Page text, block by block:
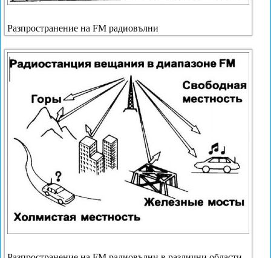
Разпространение на FM радиовълни